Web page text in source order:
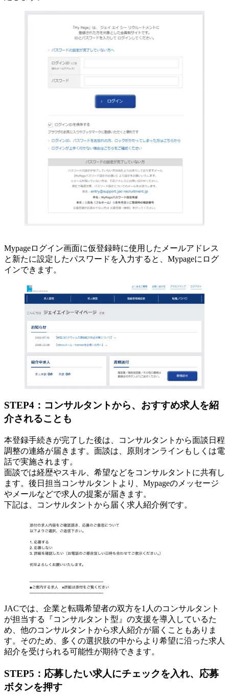
Mypageログイン画面に仮登録時に使用したメールアドレス
と新たに設定したパスワードを入力すると、Mypageにログ
インできます。
STEP4：コンサルタントから、おすすめ求人を紹
介されることも
本登録手続きが完了した後は、コンサルタントから面談日程
調整の連絡が届きます。面談は、原則オンラインもしくは電
話で実施されます。
面談では経歴やスキル、希望などをコンサルタントに共有し
ます。後日担当コンサルタントより、Mypageのメッセージ
やメールなどで求人の提案が届きます。
下記は、コンサルタントから届く求人紹介例です。
JACでは、企業と転職希望者の双方を1人のコンサルタント
が担当する『コンサルタント型』の支援を導入しているた
め、他のコンサルタントから求人紹介が届くこともありま
す。そのため、多くの選択肢の中からより希望に沿った求人
紹介を受けられる可能性が期待できます。
STEP5：応募したい求人にチェックを入れ、応募
ボタンを押す